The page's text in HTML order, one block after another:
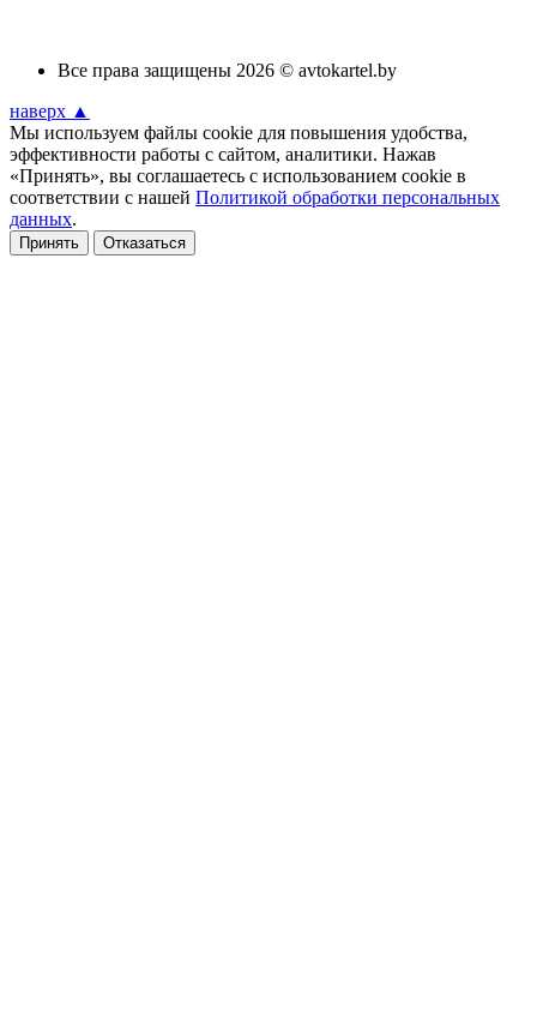
Все права защищены 2026 © avtokartel.by
наверх ▲
Мы используем файлы cookie для повышения удобства,
эффективности работы с сайтом, аналитики. Нажав
«Принять», вы соглашаетесь с использованием cookie в
соответствии с нашей Политикой обработки персональных
данных.
Принять Отказаться